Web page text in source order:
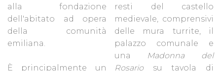
alla fondazione
dell'abitato ad opera
della comunità
emiliana.
È principalmente un
resti del castello
medievale, comprensivi
delle mura turrite, il
palazzo comunale e
una
Madonna del
Rosariosu tavola di